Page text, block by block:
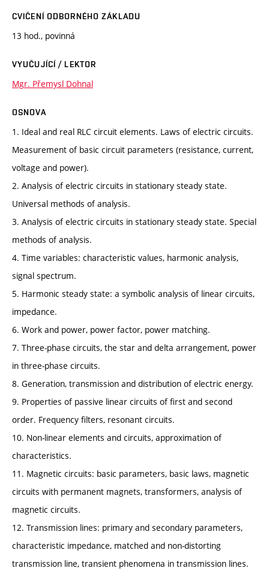
CVIČENÍ ODBORNÉHO ZÁKLADU
13 hod., povinná
VYUČUJÍCÍ / LEKTOR
Mgr. Přemysl Dohnal
OSNOVA
1. Ideal and real RLC circuit elements. Laws of electric circuits.
Measurement of basic circuit parameters (resistance, current,
voltage and power).
2. Analysis of electric circuits in stationary steady state.
Universal methods of analysis.
3. Analysis of electric circuits in stationary steady state. Special
methods of analysis.
4. Time variables: characteristic values, harmonic analysis,
signal spectrum.
5. Harmonic steady state: a symbolic analysis of linear circuits,
impedance.
6. Work and power, power factor, power matching.
7. Three-phase circuits, the star and delta arrangement, power
in three-phase circuits.
8. Generation, transmission and distribution of electric energy.
9. Properties of passive linear circuits of first and second
order. Frequency filters, resonant circuits.
10. Non-linear elements and circuits, approximation of
characteristics.
11. Magnetic circuits: basic parameters, basic laws, magnetic
circuits with permanent magnets, transformers, analysis of
magnetic circuits.
12. Transmission lines: primary and secondary parameters,
characteristic impedance, matched and non-distorting
transmission line, transient phenomena in transmission lines.